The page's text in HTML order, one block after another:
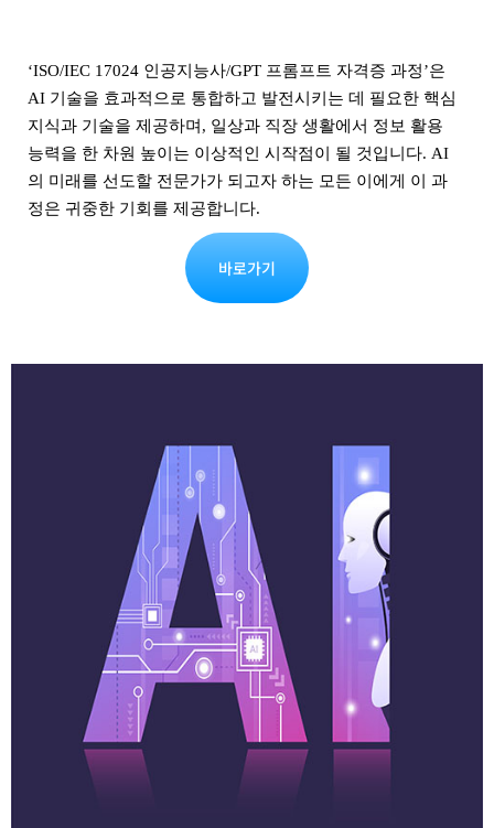
‘ISO/IEC 17024 인공지능사/GPT 프롬프트 자격증 과정’은
AI 기술을 효과적으로 통합하고 발전시키는 데 필요한 핵심
지식과 기술을 제공하며, 일상과 직장 생활에서 정보 활용
능력을 한 차원 높이는 이상적인 시작점이 될 것입니다. AI
의 미래를 선도할 전문가가 되고자 하는 모든 이에게 이 과
정은 귀중한 기회를 제공합니다.
바로가기